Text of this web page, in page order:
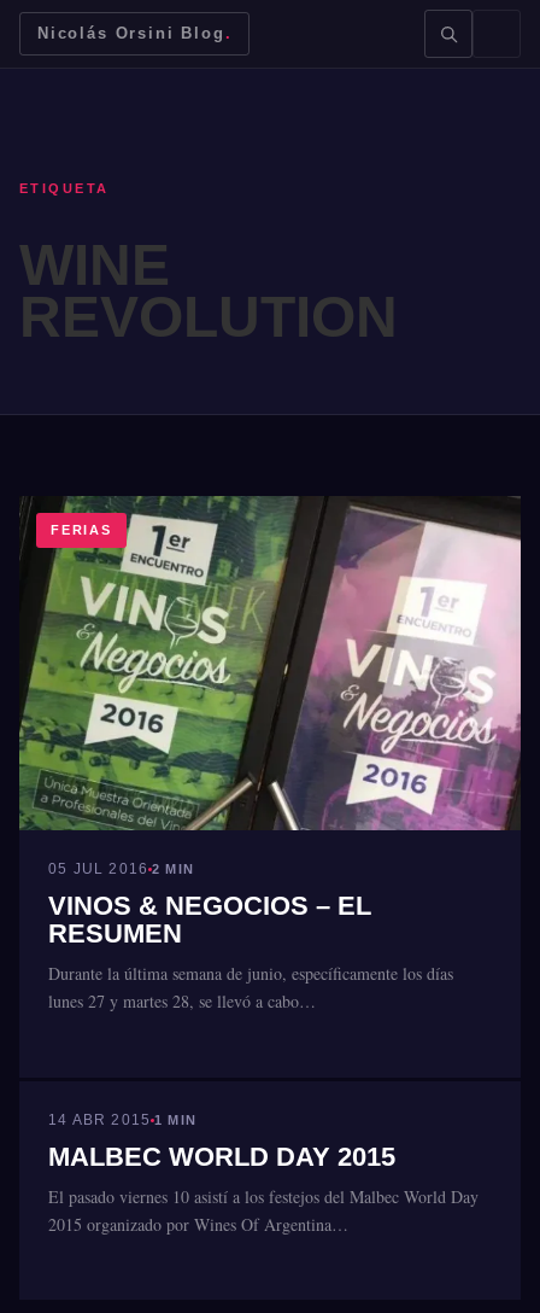
Nicolás Orsini Blog .
ETIQUETA
WINE
REVOLUTION
FERIAS
05 JUL 2016 2 MIN
VINOS & NEGOCIOS – EL
RESUMEN
Durante la última semana de junio, específicamente los días
lunes 27 y martes 28, se llevó a cabo…
FERIAS
14 ABR 2015 1 MIN
MALBEC WORLD DAY 2015
El pasado viernes 10 asistí a los festejos del Malbec World Day
2015 organizado por Wines Of Argentina…